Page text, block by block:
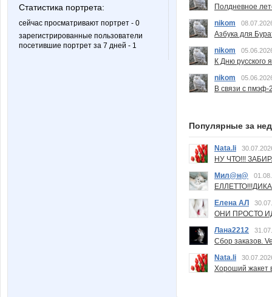
Статистика портрета:
сейчас просматривают портрет - 0
зарегистрированные пользователи
посетившие портрет за 7 дней - 1
Полдневное
nikom
Азбука для
nikom
К Дню русского
nikom
В связи с пмэф-
Популярные за
Nata.li
НУ ЧТО!!!
Мил@н@
Елена АЛ
ОНИ ПРОСТО
Лана2212
Сбор заказов.
Nata.li
Хороший жакет